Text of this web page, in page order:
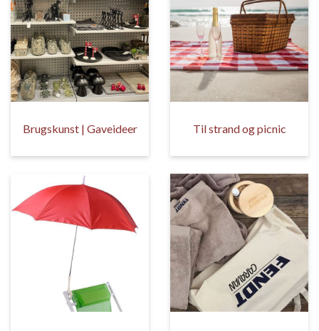
Brugskunst | Gaveideer Til strand og picnic